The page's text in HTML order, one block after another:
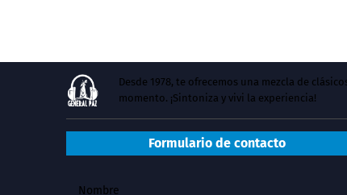
Desde 1978, te ofrecemos una mezcla de
momento. ¡Sintoniza y vivi la experiencia!
Formulario de contacto
Nombre